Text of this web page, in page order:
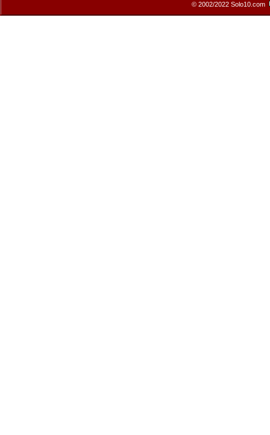
© 2002/2022 Solo10.com